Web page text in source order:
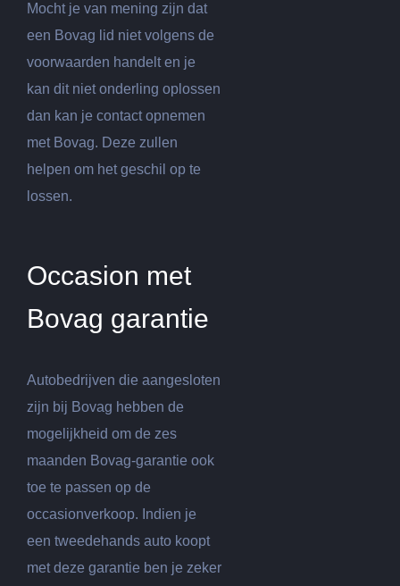
Mocht je van mening zijn dat
een Bovag lid niet volgens de
voorwaarden handelt en je
kan dit niet onderling oplossen
dan kan je contact opnemen
met Bovag. Deze zullen
helpen om het geschil op te
lossen.
Occasion met
Bovag garantie
Autobedrijven die aangesloten
zijn bij Bovag hebben de
mogelijkheid om de zes
maanden Bovag-garantie ook
toe te passen op de
occasionverkoop. Indien je
een tweedehands auto koopt
met deze garantie ben je zeker